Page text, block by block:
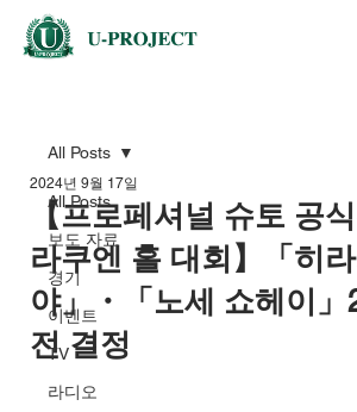
All Posts
보도 자료
경기
이벤트
TV
라디오
All Posts
【프로페셔널 슈토 공
라쿠엔 홀 대회】「히
야」・「노세 쇼헤이」
전 결정
2024년 9월 17일